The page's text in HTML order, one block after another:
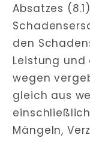
Absatzes
den
Leistung und
wegen
gleich aus
Mängeln,